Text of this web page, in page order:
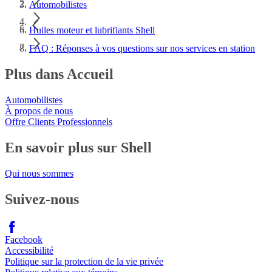
Automobilistes
Huiles moteur et lubrifiants Shell
FAQ : Réponses à vos questions sur nos services en station
Plus dans Accueil
Automobilistes
À propos de nous
Offre Clients Professionnels
En savoir plus sur Shell
Qui nous sommes
Suivez-nous
Facebook
Accessibilité
Politique sur la protection de la vie privée